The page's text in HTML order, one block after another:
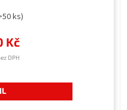
ks)
DPH
Kč